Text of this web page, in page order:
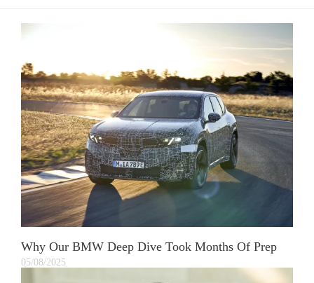
Why Our BMW Deep Dive Took Months Of Prep
05/08/2025